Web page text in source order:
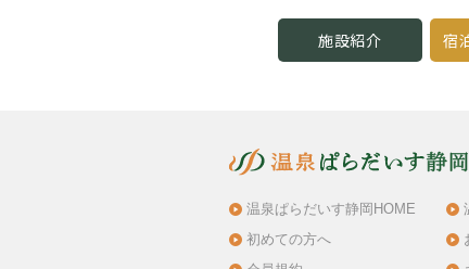
施設紹介 宿
温泉ぱらだいす静岡HOME
初めての方へ